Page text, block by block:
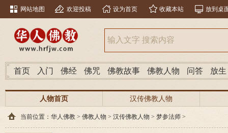
网站地图 欢迎投稿 设为首页 收藏本站 放到桌
首页 入门 佛经 佛咒 佛教故事 佛教人物 问答 放生
人物首页 汉传佛教人物
当前位置： 华人佛教 > 佛教人物 > 汉传佛教人物 > 梦参法师 >